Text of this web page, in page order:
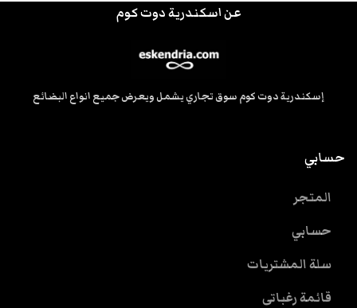
عن اسكندرية دوت كوم
إسكندرية دوت كوم سوق تجاري يشمل ويعرض جميع انواع البضائع
حسابي
المتجر
حسابي
سلة المشتريات
قائمة رغباتى